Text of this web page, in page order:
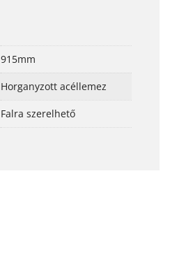
915mm
Horganyzott acéllemez
Falra szerelhető